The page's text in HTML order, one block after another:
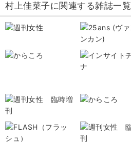
村上佳菜子に関連する雑誌一覧